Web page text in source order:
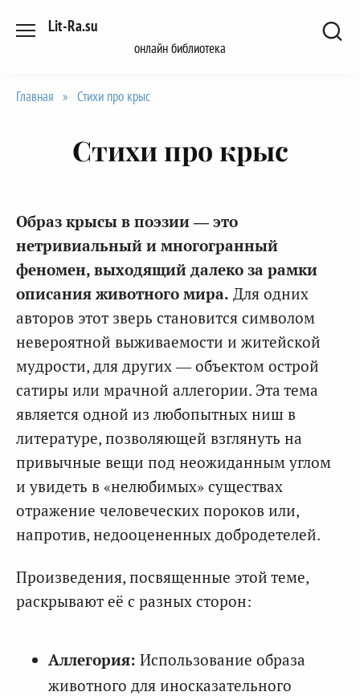
Lit-Ra.su
онлайн библиотека
Главная » Стихи про крыс
Стихи про крыс
Образ крысы в поэзии — это
нетривиальный и многогранный
феномен, выходящий далеко за рамки
описания животного мира. Для одних
авторов этот зверь становится символом
невероятной выживаемости и житейской
мудрости, для других — объектом острой
сатиры или мрачной аллегории. Эта тема
является одной из любопытных ниш в
литературе, позволяющей взглянуть на
привычные вещи под неожиданным углом
и увидеть в «нелюбимых» существах
отражение человеческих пороков или,
напротив, недооцененных добродетелей.
Произведения, посвященные этой теме,
раскрывают её с разных сторон:
Аллегория: Использование образа
животного для иносказательного